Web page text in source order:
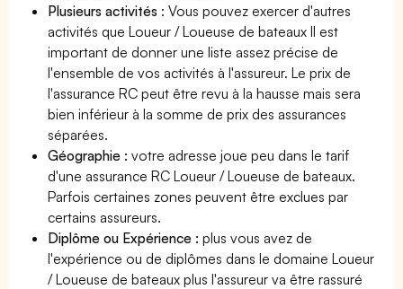
Plusieurs activités : Vous pouvez exercer d'autres
activités que Loueur / Loueuse de bateaux Il est
important de donner une liste assez précise de
l'ensemble de vos activités à l'assureur. Le prix de
l'assurance RC peut être revu à la hausse mais sera
bien inférieur à la somme de prix des assurances
séparées.
Géographie :votre adresse joue peu dans le tarif
d'une assurance RC Loueur / Loueuse de bateaux.
Parfois certaines zones peuvent être exclues par
certains assureurs.
Diplôme ou Expérience :plus vous avez de
l'expérience ou de diplômes dans le domaine Loueur
/ Loueuse de bateaux plus l'assureur va être rassuré